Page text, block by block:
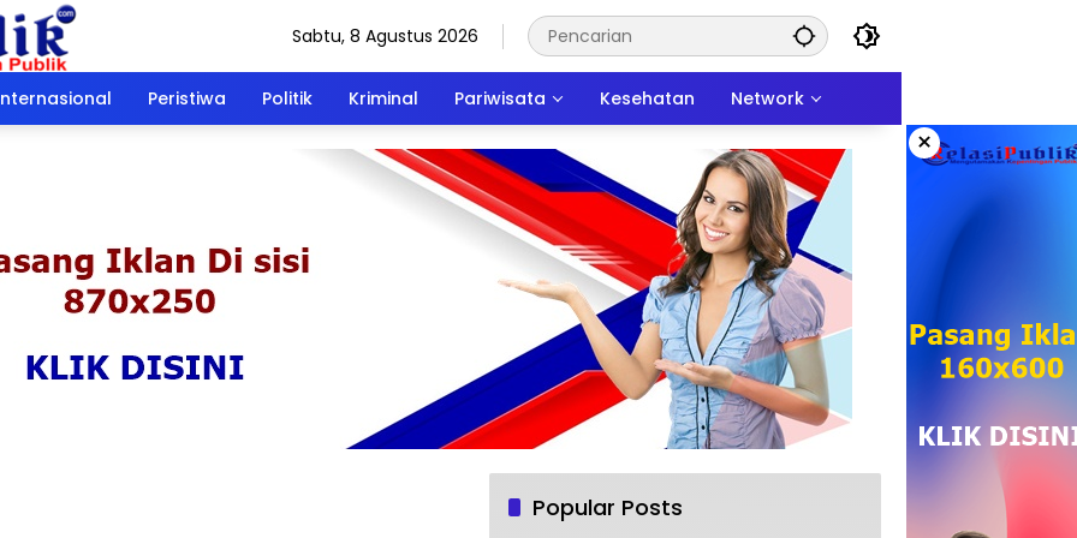
Sabtu, 8 Agustus 2026
Peristiwa Politik Kriminal Pariwisata Kesehatan Network
×
Popular Posts